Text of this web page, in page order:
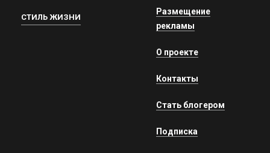
СТИЛЬ ЖИЗНИ
Размещение
рекламы
О проекте
Контакты
Стать блогером
Подписка